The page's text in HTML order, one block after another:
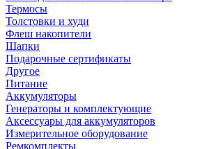
Термосы
Толстовки и худи
Флеш накопители
Шапки
Подарочные сертификаты
Другое
Питание
Аккумуляторы
Генераторы и комплектующие
Аксессуары для аккумуляторов
Измерительное оборудование
Ремкомплекты